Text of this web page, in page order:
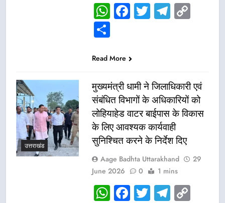
WhatsApp
Facebook
Twitter
Share
Read More
उत्तराखंड
मुख्यमंत्री धामी ने जिलाधिकारी एवं
संबंधित विभागों के अधिकारियों को
लोहियाहेड वाटर बाईपास के विकास
के लिए आवश्यक कार्यवाही
सुनिश्चित करने के निर्देश दिए
Aage Badhta Uttarakhand
29
June 2026
0 1 mins
WhatsApp
Facebook
Twitter